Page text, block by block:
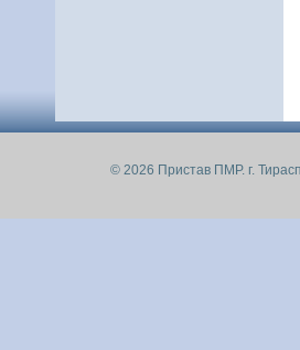
© 2026 Пристав ПМР. г.